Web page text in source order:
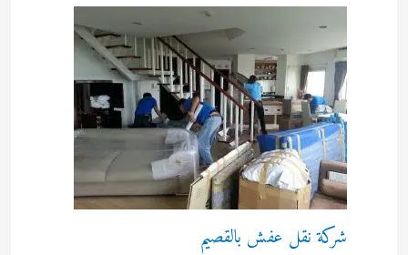
شركة نقل عفش بالقصيم